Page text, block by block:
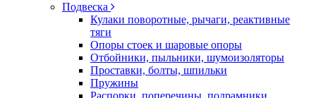
Подвеска
Кулаки поворотные, рычаги, реактивные
тяги
Опоры стоек и шаровые опоры
Отбойники, пыльники, шумоизоляторы
Проставки, болты, шпильки
Пружины
Распорки, поперечины, подрамники